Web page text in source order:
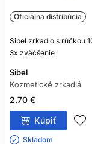
Oficiálna distribúcia
Sibel zrkadlo s rúčkou
3x zväčšenie
Sibel
Kozmetické zrkadlá
2.70 €
Kúpiť
Skladom ㅤ